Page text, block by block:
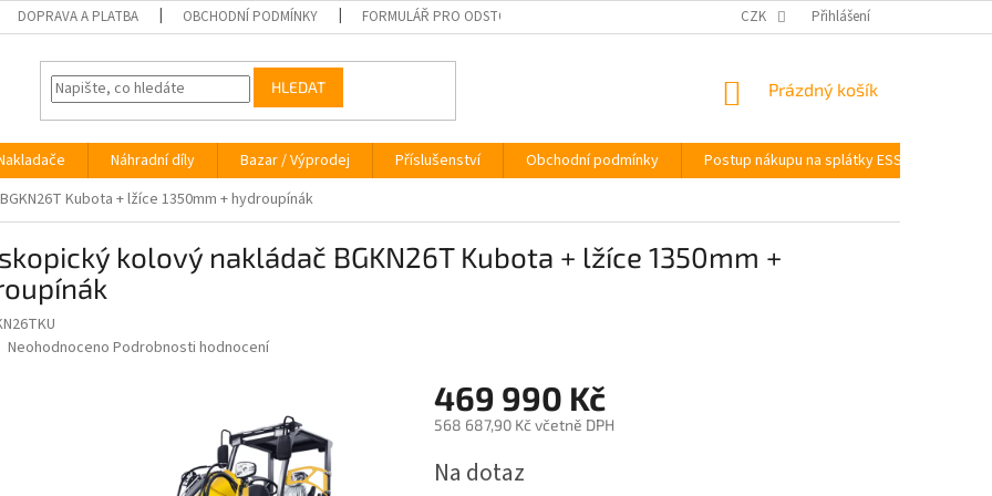
DOPRAVA A PLATBA OBCHODNÍ PODMÍNKY FORMULÁŘ PRO ODSTOUPENÍ OD SMLOUVY PODMÍNKY OCHRANY OSOBNÍCH ÚDAJŮ
CZK Přihlášení
HLEDAT
NÁKUPNÍ
Prázdný košík
Náhradní díly Bazar / Výprodej Příslušenství Obchodní podmínky Postup nákupu na splátky ESSOX
Kubota + lžíce 1350mm + hydroupínák
kolový nakládač BGKN26T Kubota + lžíce 1350mm +
Průměrné
Neohodnoceno Podrobnosti hodnocení
469 990 Kč
568 687,90 Kč včetně DPH
cena:
Na dotaz